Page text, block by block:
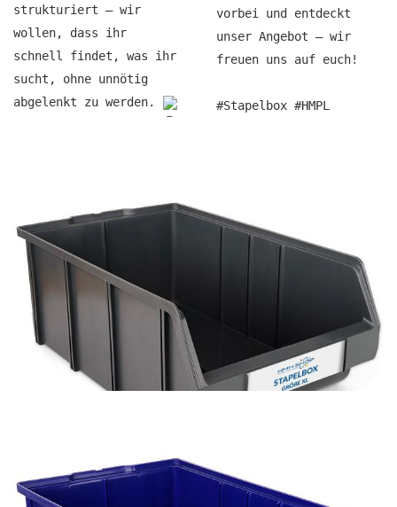
strukturiert – wir
wollen, dass ihr
schnell findet, was ihr
sucht, ohne unnötig
abgelenkt zu werden.
vorbei und entdeckt
unser Angebot – wir
freuen uns auf euch!
#Stapelbox #HMPL